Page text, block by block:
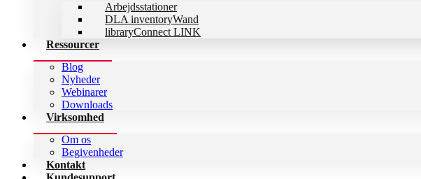
Arbejdsstationer
DLA inventoryWand
libraryConnect LINK
Ressourcer
Blog
Nyheder
Webinarer
Downloads
Virksomhed
Om os
Begivenheder
Kontakt